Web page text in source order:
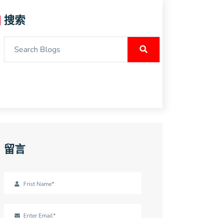
搜索
留言